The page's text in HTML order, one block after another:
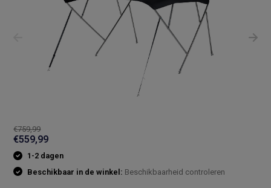
€759,99
€559,99
1-2 dagen
Beschikbaar in de winkel: Beschikbaarheid controleren